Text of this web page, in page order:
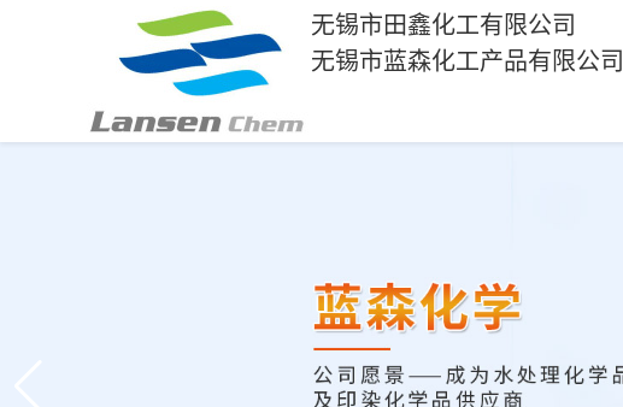
无锡市田鑫化工有限公司
无锡市蓝森化工产品有限公司